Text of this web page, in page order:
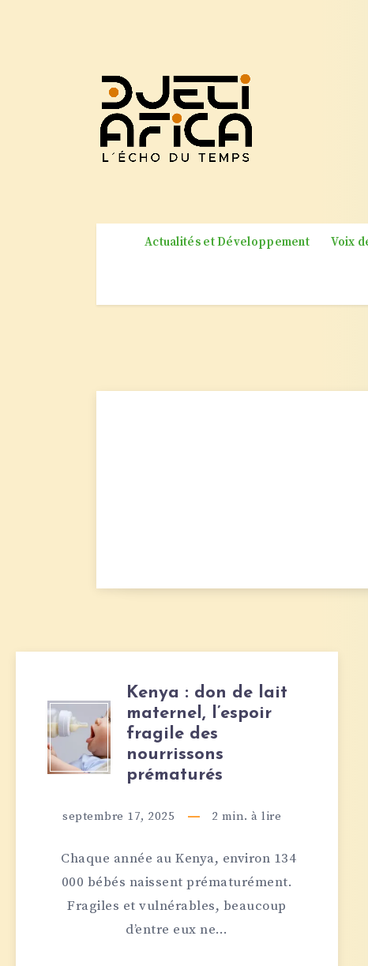
Actualités et Développement Voix
KENYA
:
LAIT
MATERNEL,
Kenya : don de lait
maternel, l’espoir
fragile des
nourrissons
prématurés
septembre 17, 2025 2 min. à lire
Chaque année au Kenya, environ 134
000 bébés naissent prématurément.
Fragiles et vulnérables, beaucoup
d’entre eux ne…